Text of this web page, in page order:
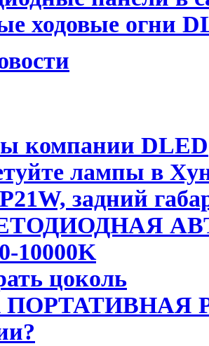
ходовые огни
компании DLED
лампы в
задний
10000K
цоколь
ПОРТАТИВНАЯ